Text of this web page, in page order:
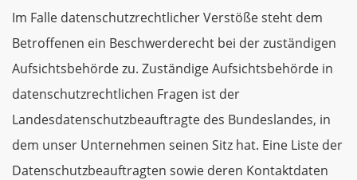
Im Falle datenschutzrechtlicher Verstöße steht dem
Betroffenen ein Beschwerderecht bei der zuständigen
Aufsichtsbehörde zu. Zuständige Aufsichtsbehörde in
datenschutzrechtlichen Fragen ist der
Landesdatenschutzbeauftragte des Bundeslandes, in
dem unser Unternehmen seinen Sitz hat. Eine Liste der
Datenschutzbeauftragten sowie deren Kontaktdaten